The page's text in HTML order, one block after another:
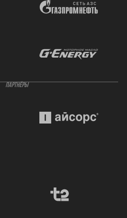
ПАРТНЁРЫ